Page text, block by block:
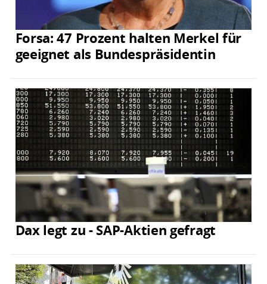
Forsa: 47 Prozent halten Merkel für
geeignet als Bundespräsidentin
Dax legt zu - SAP-Aktien gefragt